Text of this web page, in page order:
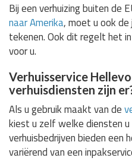
Bij een verhuizing buiten de
naar Amerika, moet u ook
tekenen. Ook dit regelt het
voor u.
Verhuisservice
verhuisdiensten zijn
Als u gebruik maakt van de
kiest u zelf welke diensten
verhuisbedrijven bieden een
variërend van een